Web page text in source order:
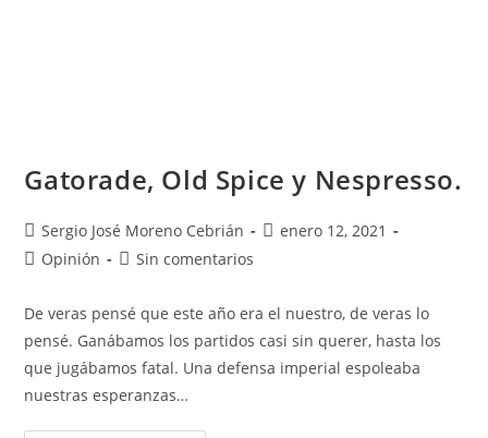
Gatorade, Old Spice y Nespresso.
Sergio José Moreno Cebrián
enero 12, 2021
Opinión
Sin comentarios
De veras pensé que este año era el nuestro, de veras lo
pensé. Ganábamos los partidos casi sin querer, hasta los
que jugábamos fatal. Una defensa imperial espoleaba
nuestras esperanzas…